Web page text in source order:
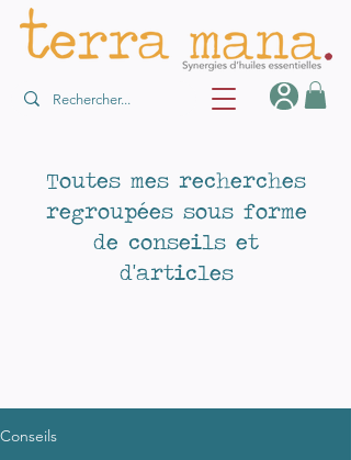
Toutes mes recherches
regroupées sous forme
de conseils et
d'articles
Conseils